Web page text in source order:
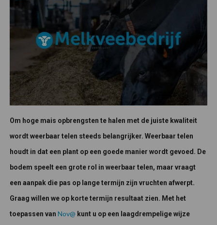
Om hoge mais opbrengsten te halen met de juiste kwaliteit
wordt weerbaar telen steeds belangrijker. Weerbaar telen
houdt in dat een plant op een goede manier wordt gevoed. De
bodem speelt een grote rol in weerbaar telen, maar vraagt
een aanpak die pas op lange termijn zijn vruchten afwerpt.
Graag willen we op korte termijn resultaat zien. Met het
toepassen van Nov@ kunt u op een laagdrempelige wijze